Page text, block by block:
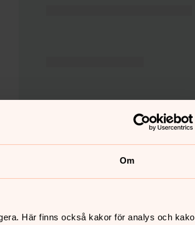
Om
Här finns också kakor för analys och